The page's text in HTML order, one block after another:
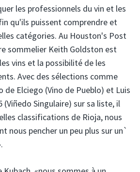
les professionnels du vin et les
qu'ils puissent comprendre et
catégories. Au Houston's Post
sommelier Keith Goldston est
vins et la possibilité de les
Avec des sélections comme
de Elciego (Vino de Pueblo) et Luis
(Viñedo Singulaire) sur sa liste, il
classifications de Rioja, nous
nous pencher un peu plus sur un`